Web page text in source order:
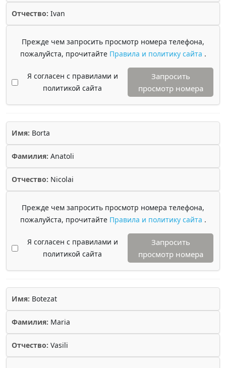
Отчество: Ivan
Прежде чем запросить просмотр номера телефона,
пожалуйста, прочитайте Правила и политику сайта .
Я согласен с правилами и
политикой сайта
Запросить
просмотр номера
Имя: Borta
Фамилия: Anatoli
Отчество: Nicolai
Прежде чем запросить просмотр номера телефона,
пожалуйста, прочитайте Правила и политику сайта .
Я согласен с правилами и
политикой сайта
Запросить
просмотр номера
Имя: Botezat
Фамилия: Maria
Отчество: Vasili